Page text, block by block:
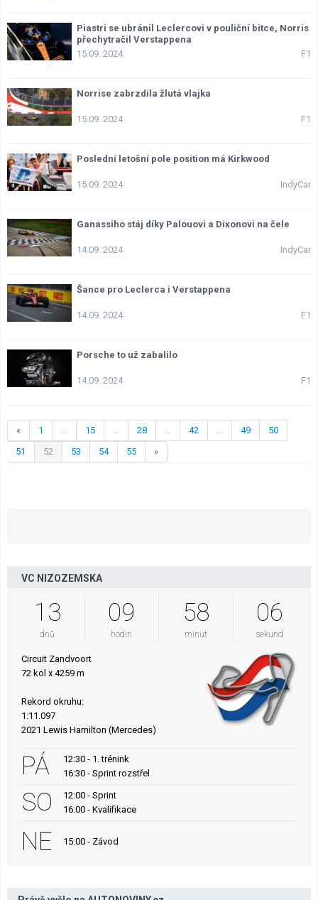
Piastri se ubránil Leclercovi v pouliční bitce, Norris
přechytračil Verstappena
F1
15.09. 2024
Norrise zabrzdila žlutá vlajka
F1
15.09. 2024
Poslední letošní pole position má Kirkwood
IndyCar
15.09. 2024
Ganassiho stáj díky Palouovi a Dixonovi na čele
IndyCar
14.09. 2024
Šance pro Leclerca i Verstappena
F1
14.09. 2024
Porsche to už zabalilo
F1
14.09. 2024
« 1 … 15 … 28 … 42 … 49
50
51
52 53 54 55 »
VC NIZOZEMSKA
13
dnů
09
hodin
58
minut
05
sekund
Circuit Zandvoort
72 kol x 4259 m
Rekord okruhu:
1:11.097
2021 Lewis Hamilton (Mercedes)
PÁ
12:30 - 1. trénink
16:30 - Sprint rozstřel
SO
12:00 - Sprint
16:00 - Kvalifikace
NE 15:00 - Závod